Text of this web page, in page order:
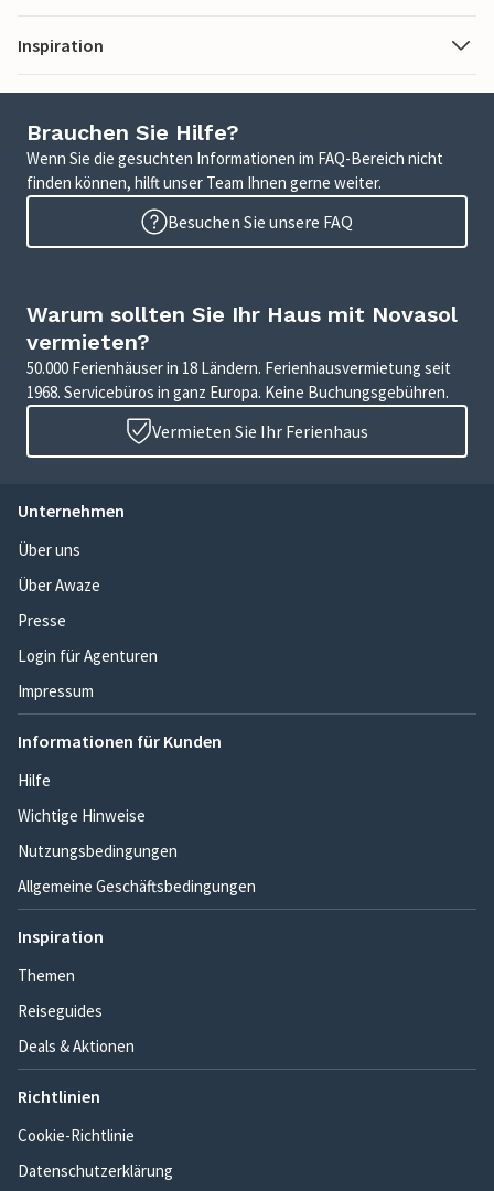
Inspiration
Brauchen Sie Hilfe?
Wenn Sie die gesuchten Informationen im FAQ-Bereich nicht
finden können, hilft unser Team Ihnen gerne weiter.
Besuchen Sie unsere FAQ
Warum sollten Sie Ihr Haus mit Novasol
vermieten?
50.000 Ferienhäuser in 18 Ländern. Ferienhausvermietung seit
1968. Servicebüros in ganz Europa. Keine Buchungsgebühren.
Vermieten Sie Ihr Ferienhaus
Unternehmen
Über uns
Über Awaze
Presse
Login für Agenturen
Impressum
Informationen für Kunden
Hilfe
Wichtige Hinweise
Nutzungsbedingungen
Allgemeine Geschäftsbedingungen
Inspiration
Themen
Reiseguides
Deals & Aktionen
Richtlinien
Cookie-Richtlinie
Datenschutzerklärung